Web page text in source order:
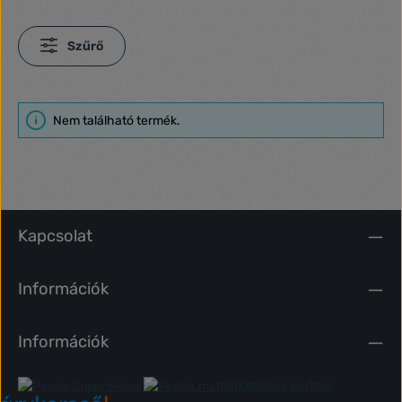
Szűrő
Nem található termék.
Kapcsolat
Információk
Információk